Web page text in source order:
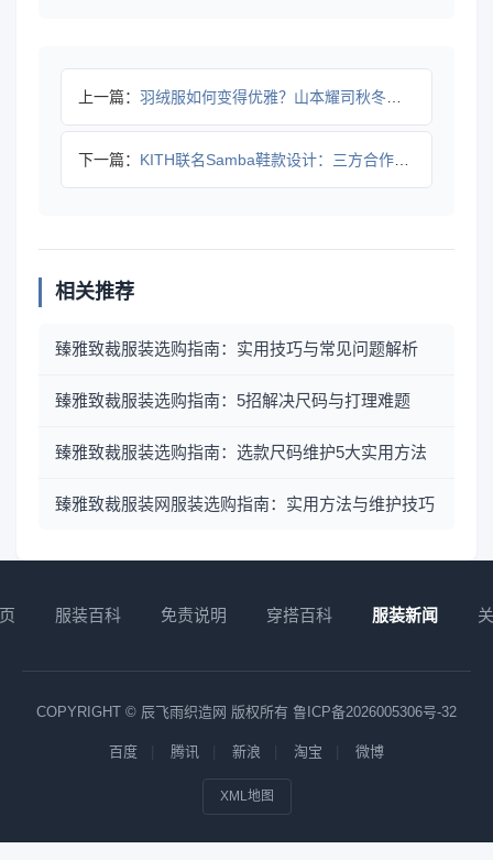
上一篇： 羽绒服如何变得优雅？山本耀司秋冬设计挑战传统
下一篇： KITH联名Samba鞋款设计：三方合作创新细节首曝
相关推荐
臻雅致裁服装选购指南：实用技巧与常见问题解析
臻雅致裁服装选购指南：5招解决尺码与打理难题
臻雅致裁服装选购指南：选款尺码维护5大实用方法
臻雅致裁服装网服装选购指南：实用方法与维护技巧
服装百科 免责说明 穿搭百科 服装新闻
COPYRIGHT © 辰飞雨织造网 版权所有 鲁ICP备2026005306号-32
百度 腾讯 新浪 淘宝 微博
XML地图